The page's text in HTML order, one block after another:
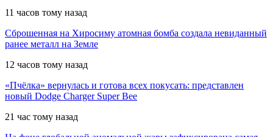
11 часов тому назад
Сброшенная на Хиросиму атомная бомба создала невиданный
ранее металл на Земле
12 часов тому назад
«Пчёлка» вернулась и готова всех покусать: представлен
новый Dodge Charger Super Bee
21 час тому назад